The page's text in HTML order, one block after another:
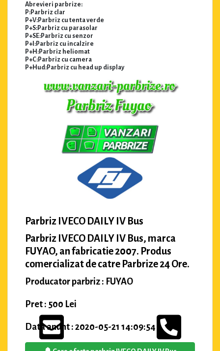
Abrevieri parbrize:
P:Parbriz clar
P+V:Parbriz cu tenta verde
P+S:Parbriz cu parasolar
P+SE:Parbriz cu senzor
P+I:Parbriz cu incalzire
P+H:Parbriz heliomat
P+C:Parbriz cu camera
P+Hud:Parbriz cu head up display
Parbriz IVECO DAILY IV Bus
Parbriz IVECO DAILY IV Bus, marca
FUYAO, an fabricatie 2007. Produs
comercializat de catre Parbrize 24 Ore.
Producator parbriz : FUYAO
Pret : 500 Lei
Data anunt : 2020-05-21 14:09:54